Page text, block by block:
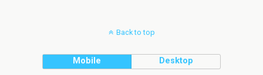
Back to top
Mobile Desktop